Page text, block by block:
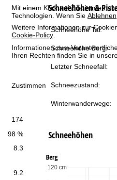
Mit einem Klick aufZustimmen
Technologien. Wenn Sie Ablehnen
Weitere Informationen zur
Cookie-Policy
Informationen zum
Ihren Rechten finden Sie in
Zustimmen
174
98 %
8.3
9.2
e
i
t
Schneehöhen &
Schneehöhe Tal:
Schneehöhe Berg:
Letzter Schneefall:
Schneezustand:
Winterwanderwege:
Schneehöhen
Berg
120 cm